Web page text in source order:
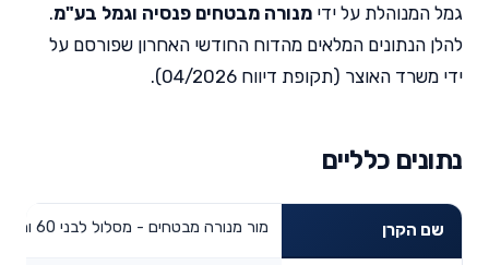
גמל המנוהלת על ידי מנורה מבטחים פנסיה וגמל בע"מ.
להלן הנתונים המלאים מהדוח החודשי האחרון שפורסם על
ידי משרד האוצר (תקופת דיווח 04/2026).
נתונים כלליים
שם הקרן מור מנורה מבטחים - מסלול לבני 60 ומעלה